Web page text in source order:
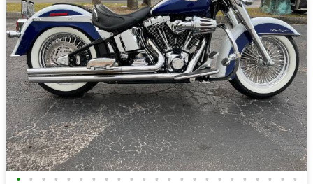
• • • • • • • • • • • • • • • • • • • • • • •